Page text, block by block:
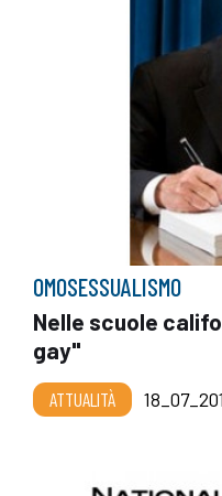
OMOSESSUALISMO
Nelle scuole
gay"
ATTUALITÀ